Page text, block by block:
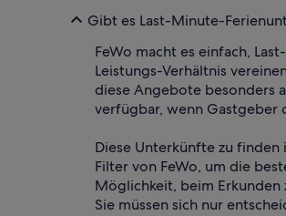
Gibt es Last-Minute-
FeWo macht es einfach,
Leistungs-Verhältnis
diese Angebote besonders
verfügbar, wenn Gastgeber
Diese Unterkünfte zu finden
Filter von FeWo, um die
Möglichkeit, beim Erkunden
Sie müssen sich nur